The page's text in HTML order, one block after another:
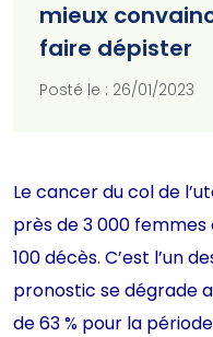
mieux
faire dépister
Posté le : 26/01/2023
Le cancer du col de
près de 3 000 femmes
100 décès. C’est l’un
pronostic se dégrade
de 63 % pour la